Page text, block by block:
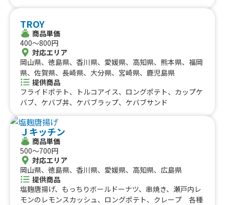
ー、炙りロース串、じゃんぼ焼き鳥、大盛り焼きそば、炙
りハーブフランク、みたらし団子、肉巻きおにぎり、にん
にく醤油から揚げ、霜降り牛串、大阪名物 揚げたこ焼
き、ロングポテト
TROY
商品単価
400〜800円
対応エリア
岡山県、徳島県、香川県、愛媛県、高知県、熊本県、福岡
県、佐賀県、長崎県、大分県、宮崎県、鹿児島県
提供商品
フライドポテト、トルコアイス、ロングポテト、カップケ
バブ、ケバブ丼、ケバブラップ、ケバブサンド
Ｊキッチン
商品単価
500〜700円
対応エリア
岡山県、徳島県、香川県、愛媛県、高知県、広島県
提供商品
塩麹唐揚げ、もっちりボールドーナツ、串焼き、瀬戸内レ
モンのレモンスカッシュ、ロングポテト、クレープ 各種